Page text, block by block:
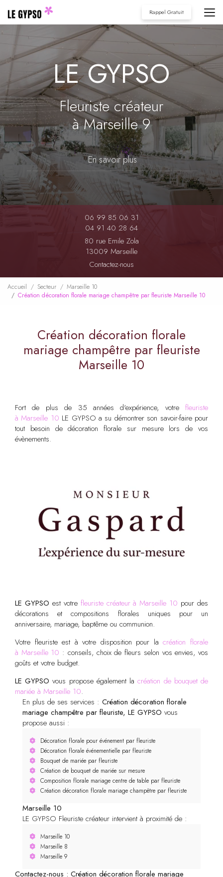
contenu
principal
Rappel Gratuit
LE GYPSO
Fleuriste créateur
à Marseille 9
En savoir plus
06 99 85 06 31
04 91 40 28 64
80 rue Emile Zola
13009 Marseille
Contactez-nous
Accueil Secteur
Marseille 10
Création décoration florale mariage champêtre par fleuriste Marseille 10
Création décoration florale
mariage champêtre par fleuriste
Marseille 10
Fort de plus de 35 années d'expérience, votrefleuriste
à Marseille 10 LE GYPSO a su démontrer son savoir-faire pour
tout besoin de décoration florale sur mesure lors de vos
évènements.
LE GYPSO est votre fleuriste créateur à Marseille 10 pour des
décorations et compositions florales uniques pour un
anniversaire, mariage, baptême ou communion.
Votre fleuriste est à votre disposition pour lacréation florale
à Marseille 10 : conseils, choix de fleurs selon vos envies, vos
goûts et votre budget.
LE GYPSO vous propose également lacréation de bouquet de
mariée à Marseille 10.
En plus de ses services : Création décoration florale
mariage champêtre par fleuriste, LE GYPSO vous
propose aussi :
Décoration florale pour événement par fleuriste
Décoration florale événementielle par fleuriste
Bouquet de mariée par fleuriste
Création de bouquet de mariée sur mesure
Composition florale mariage centre de table par fleuriste
Création décoration florale mariage champêtre par fleuriste
Marseille 10
LE GYPSO Fleuriste créateur intervient à proximité de :
Marseille 10
Marseille 8
Marseille 9
Contactez-nous : Création décoration florale mariage